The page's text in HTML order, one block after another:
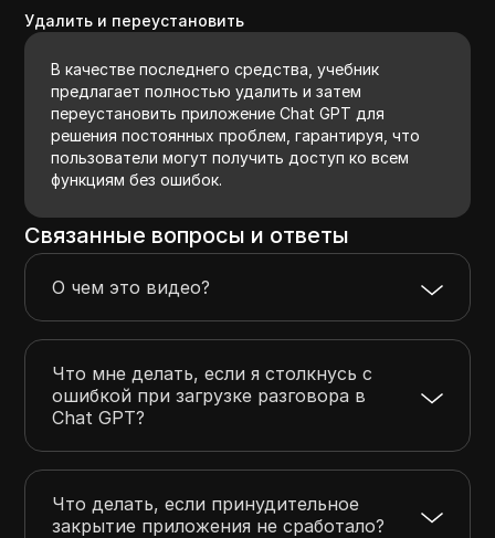
Удалить и переустановить
В качестве последнего средства, учебник
предлагает полностью удалить и затем
переустановить приложение Chat GPT для
решения постоянных проблем, гарантируя, что
пользователи могут получить доступ ко всем
функциям без ошибок.
Связанные вопросы и ответы
О чем это видео?
Что мне делать, если я столкнусь с
ошибкой при загрузке разговора в
Chat GPT?
Что делать, если принудительное
закрытие приложения не сработало?